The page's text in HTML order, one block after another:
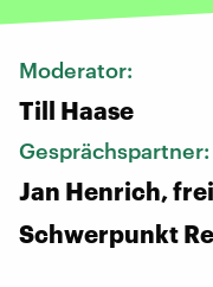
Moderator:
Till Haase
Gesprächspartner:
Jan Henrich,
Schwerpunkt